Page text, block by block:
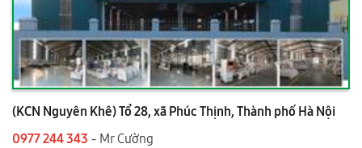
(KCN Nguyên Khê) Tổ 28, xã Phúc Thịnh, Thành phố Hà Nội
0977 244 343 - Mr Cường